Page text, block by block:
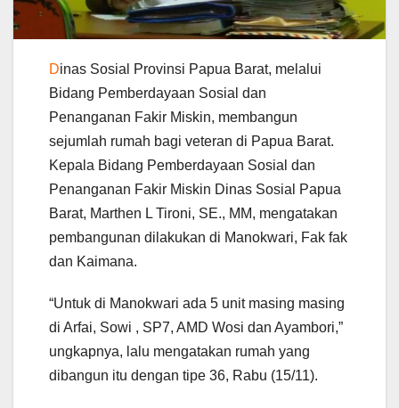
Dinas Sosial Provinsi Papua Barat, melalui
Bidang Pemberdayaan Sosial dan
Penanganan Fakir Miskin, membangun
sejumlah rumah bagi veteran di Papua Barat.
Kepala Bidang Pemberdayaan Sosial dan
Penanganan Fakir Miskin Dinas Sosial Papua
Barat, Marthen L Tironi, SE., MM, mengatakan
pembangunan dilakukan di Manokwari, Fak fak
dan Kaimana.
“Untuk di Manokwari ada 5 unit masing masing
di Arfai, Sowi , SP7, AMD Wosi dan Ayambori,”
ungkapnya, lalu mengatakan rumah yang
dibangun itu dengan tipe 36, Rabu (15/11).